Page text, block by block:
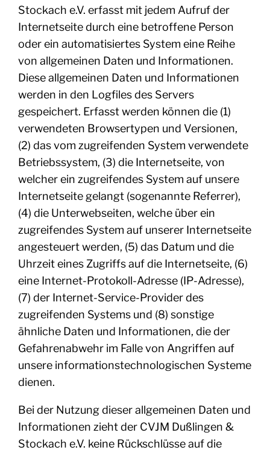
Stockach e.V. erfasst mit jedem Aufruf der
Internetseite durch eine betroffene Person
oder ein automatisiertes System eine Reihe
von allgemeinen Daten und Informationen.
Diese allgemeinen Daten und Informationen
werden in den Logfiles des Servers
gespeichert. Erfasst werden können die (1)
verwendeten Browsertypen und Versionen,
(2) das vom zugreifenden System verwendete
Betriebssystem, (3) die Internetseite, von
welcher ein zugreifendes System auf unsere
Internetseite gelangt (sogenannte Referrer),
(4) die Unterwebseiten, welche über ein
zugreifendes System auf unserer Internetseite
angesteuert werden, (5) das Datum und die
Uhrzeit eines Zugriffs auf die Internetseite, (6)
eine Internet-Protokoll-Adresse (IP-Adresse),
(7) der Internet-Service-Provider des
zugreifenden Systems und (8) sonstige
ähnliche Daten und Informationen, die der
Gefahrenabwehr im Falle von Angriffen auf
unsere informationstechnologischen Systeme
dienen.
Bei der Nutzung dieser allgemeinen Daten und
Informationen zieht der CVJM Dußlingen &
Stockach e.V. keine Rückschlüsse auf die